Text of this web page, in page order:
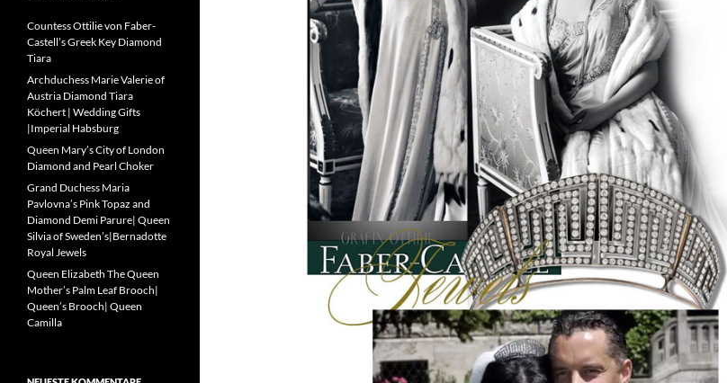
Countess Ottilie von Faber-
Castell’s Greek Key Diamond
Tiara
Archduchess Marie Valerie of
Austria Diamond Tiara
Köchert | Wedding Gifts
|Imperial Habsburg
Queen Mary’s City of London
Diamond and Pearl Choker
Grand Duchess Maria
Pavlovna’s Pink Topaz and
Diamond Demi Parure| Queen
Silvia of Sweden’s|Bernadotte
Royal Jewels
Queen Elizabeth The Queen
Mother’s Palm Leaf Brooch|
Queen’s Brooch| Queen
Camilla